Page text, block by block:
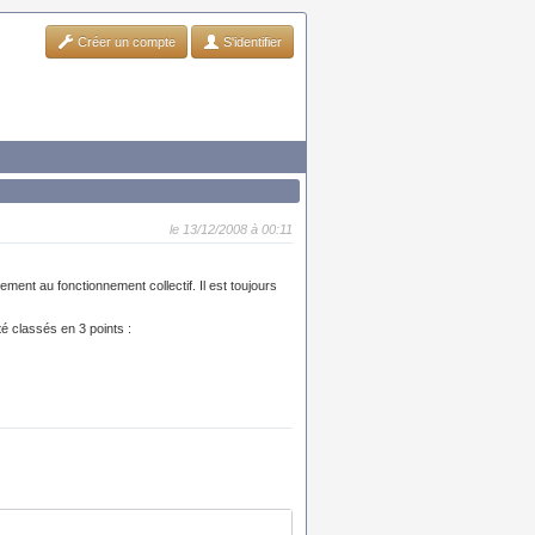
Créer un compte S'identifier
le 13/12/2008 à 00:11
au fonctionnement collectif. Il est toujours
classés en 3 points :